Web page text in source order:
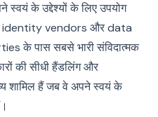
स्वयं के उद्देश्यों के लिए उपयोग
identity vendors और data
के पास सबसे भारी संविदात्मक
की सीधी हैंडलिंग और
शामिल हैं जब वे अपने स्वयं के